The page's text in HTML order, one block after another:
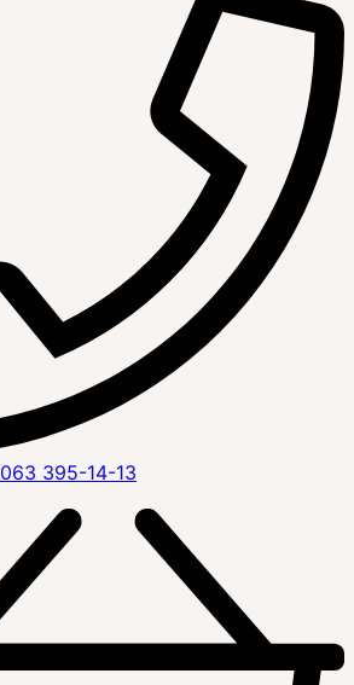
063 395-14-13